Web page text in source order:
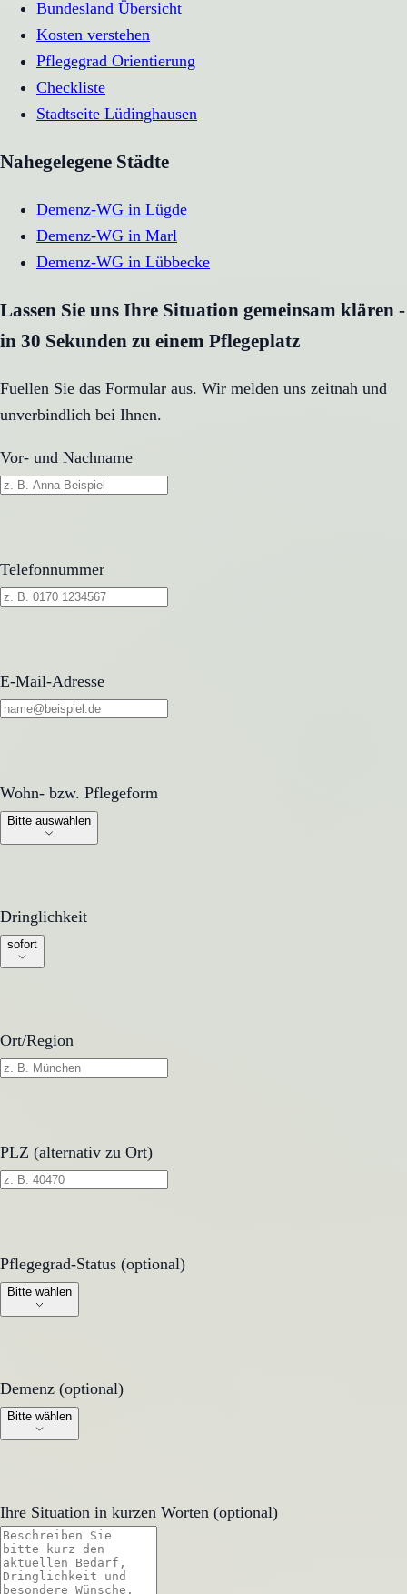
Bundesland Übersicht
Kosten verstehen
Pflegegrad Orientierung
Checkliste
Stadtseite Lüdinghausen
Nahegelegene Städte
Demenz-WG in Lügde
Demenz-WG in Marl
Demenz-WG in Lübbecke
Lassen Sie uns Ihre Situation gemeinsam klären -
in 30 Sekunden zu einem Pflegeplatz
Fuellen Sie das Formular aus. Wir melden uns zeitnah und
unverbindlich bei Ihnen.
Vor- und Nachname
Telefonnummer
E-Mail-Adresse
Wohn- bzw. Pflegeform
Wohn- bzw. Pflegeform
Bitte auswählen
Dringlichkeit
Dringlichkeit
sofort
Ort/Region
PLZ (alternativ zu Ort)
Pflegegrad-Status (optional)
Pflegegrad-Status (optional)
Bitte wählen
Demenz (optional)
Demenz (optional)
Bitte wählen
Ihre Situation in kurzen Worten (optional)